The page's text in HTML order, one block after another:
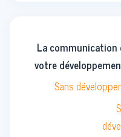
La communication
votre
Sans
Sans